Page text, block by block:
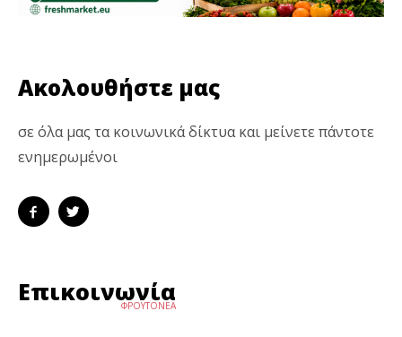
Ακολουθήστε μας
σε όλα μας τα κοινωνικά δίκτυα και μείνετε πάντοτε
ενημερωμένοι
Επικοινωνία
ΦΡΟΥΤΟΝΕΑ